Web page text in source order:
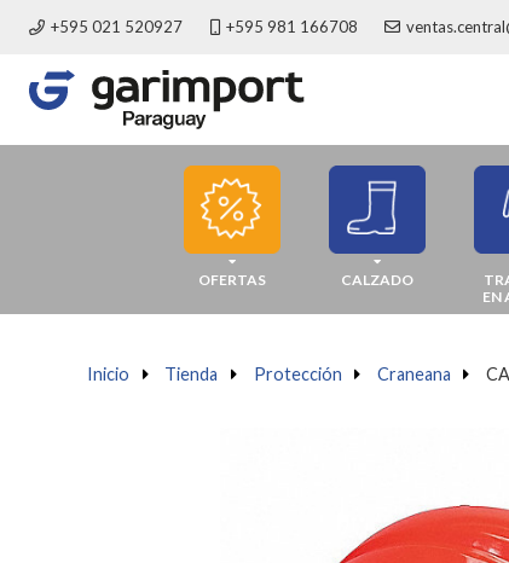
+595 021 520927 +595 981 166708
OFERTAS CALZADO
EN
Inicio a Tienda a Protección a Craneana a